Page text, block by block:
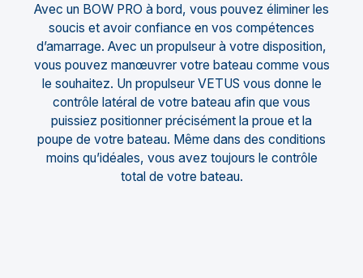
Avec un BOW PRO à bord, vous pouvez éliminer les
soucis et avoir confiance en vos compétences
d’amarrage. Avec un propulseur à votre disposition,
vous pouvez manœuvrer votre bateau comme vous
le souhaitez. Un propulseur VETUS vous donne le
contrôle latéral de votre bateau afin que vous
puissiez positionner précisément la proue et la
poupe de votre bateau. Même dans des conditions
moins qu’idéales, vous avez toujours le contrôle
total de votre bateau.